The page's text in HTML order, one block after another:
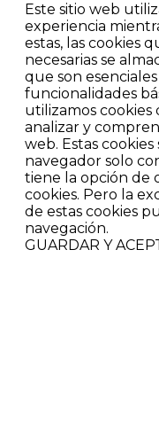
Este sitio web
experiencia
estas, las cookies
necesarias se
que son
funcionalidades
utilizamos cookies
analizar y
web. Estas
navegador solo
tiene la opción de
cookies. Pero la
de estas cookies
navegación.
GUARDAR Y